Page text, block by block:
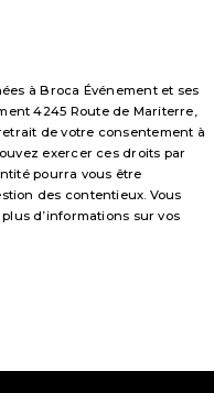
à Broca Événement et ses
4245 Route de Mariterre,
de votre consentement à
exercer ces droits par
pourra vous être
des contentieux. Vous
d’informations sur vos